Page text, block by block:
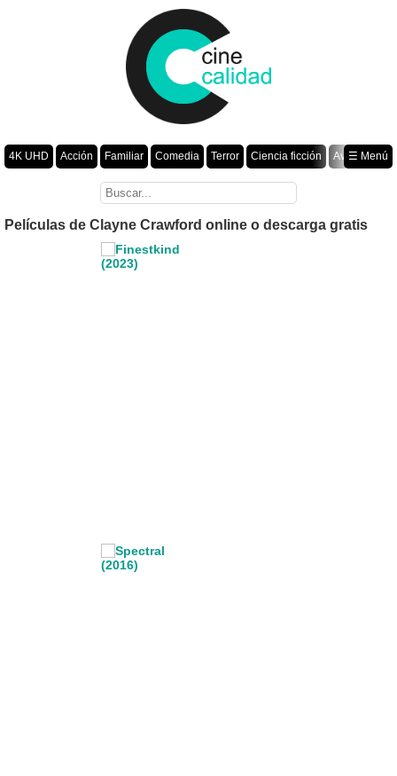
4K UHD Acción Familiar Comedia Terror Ciencia ficción
Aventura
Romance Fantasía Drama Animación Crimen
☰ Menú
Películas de Clayne Crawford online o descarga gratis